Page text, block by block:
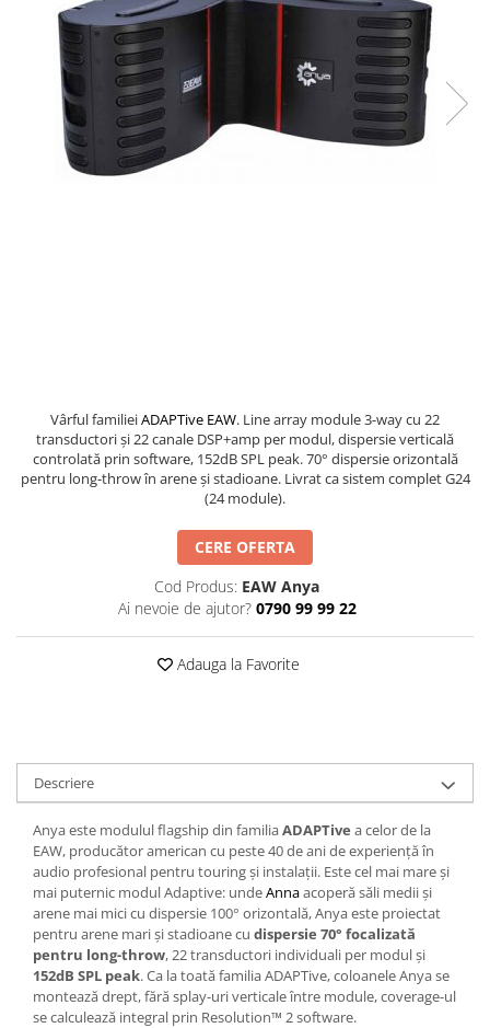
Accesorii Generale
Accesorii pentru boxe
Boxe Active
Boxe Pasive
Cabluri la metru
Conectori Audio
Stage Box Multicore
Microfoane de captura
Microfoane pentru instrumente
Microfoane USB - Podcast, Gaming
Seturi de microfoane
Sisteme wireless
Mixere
Accesorii mixere
Mixere analogice
Mixere digitale
Moving head-uri – Spot
Proiectoare Lumini
Ventilatoare
Vârful familieiADAPTive EAW. Line array module 3-way cu 22
transductori și 22 canale DSP+amp per modul, dispersie verticală
controlată prin software, 152dB SPL peak. 70° dispersie orizontală
pentru long-throw în arene și stadioane. Livrat ca sistem complet G24
(24 module).
CERE OFERTA
Cod Produs: EAW Anya
Ai nevoie de ajutor? 0790 99 99 22
Adauga la Favorite
Descriere
Anya este modulul flagship din familiaADAPTive a celor de la
EAW, producător american cu peste 40 de ani de experiență în
audio profesional pentru touring și instalații. Este cel mai mare și
mai puternic modul Adaptive: undeAnnaacoperă săli medii și
arene mai mici cu dispersie 100° orizontală, Anya este proiectat
pentru arene mari și stadioane cu dispersie 70° focalizată
pentru long-throw, 22 transductori individuali per modul și
152dB SPL peak. Ca la toată familia ADAPTive, coloanele Anya se
montează drept, fără splay-uri verticale între module, coverage-ul
se calculează integral prin Resolution™ 2 software.